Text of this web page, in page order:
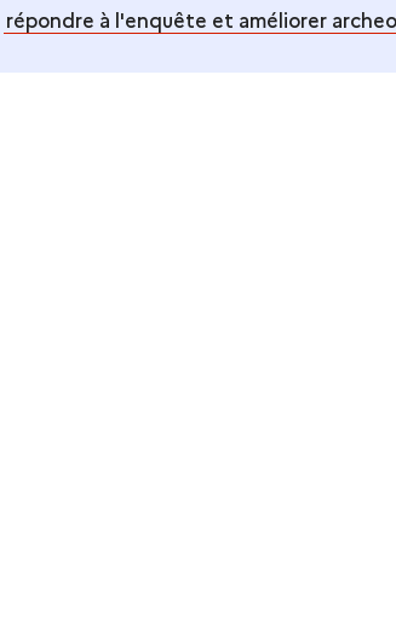
répondre à l'enquête et améliorer